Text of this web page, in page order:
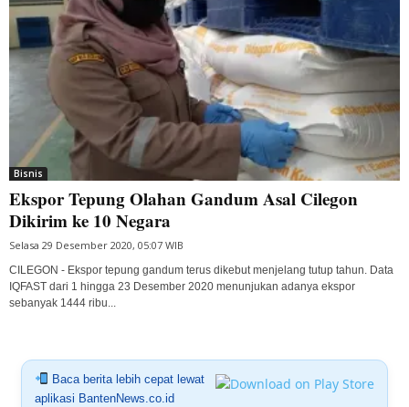
Bisnis
Ekspor Tepung Olahan Gandum Asal Cilegon
Dikirim ke 10 Negara
Selasa 29 Desember 2020, 05:07 WIB
CILEGON - Ekspor tepung gandum terus dikebut menjelang tutup tahun. Data
IQFAST dari 1 hingga 23 Desember 2020 menunjukan adanya ekspor
sebanyak 1444 ribu...
Baca berita lebih cepat lewat
aplikasi BantenNews.co.id